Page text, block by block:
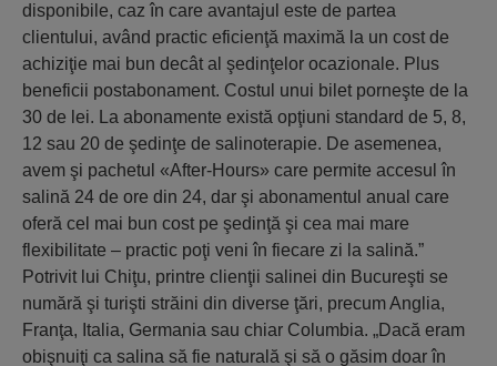
disponibile, caz în care avantajul este de partea
clientului, având practic eficienţă maximă la un cost de
achiziţie mai bun decât al şedinţelor ocazionale. Plus
beneficii postabonament. Costul unui bilet porneşte de la
30 de lei. La abonamente există opţiuni standard de 5, 8,
12 sau 20 de şedinţe de salinoterapie. De asemenea,
avem şi pachetul «After-Hours» care permite accesul în
salină 24 de ore din 24, dar şi abonamentul anual care
oferă cel mai bun cost pe şedinţă şi cea mai mare
flexibilitate – practic poţi veni în fiecare zi la salină.”
Potrivit lui Chiţu, printre clienţii salinei din Bucureşti se
numără şi turişti străini din diverse ţări, precum Anglia,
Franţa, Italia, Germania sau chiar Columbia. „Dacă eram
obişnuiţi ca salina să fie naturală şi să o găsim doar în